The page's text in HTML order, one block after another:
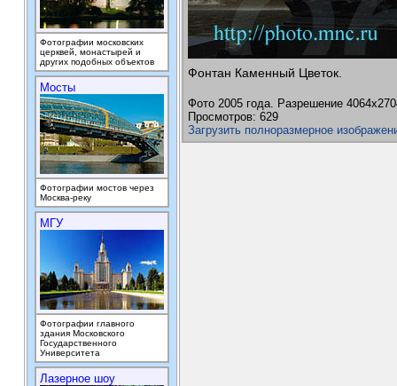
Фонтан Каменный Цветок.
Фото 2005 года. Разрешение
Просмотров: 629
Загрузить полноразмерное
Фотографии московских
церквей, монастырей и
других подобных объектов
Мосты
Фотографии мостов через
Москва-реку
МГУ
Фотографии главного
здания Московского
Государственного
Университета
Лазерное шоу